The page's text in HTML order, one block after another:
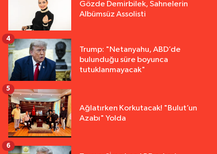
Gözde Demirbilek, Sahnelerin
Albümsüz Assolisti
Trump: "Netanyahu, ABD’de
bulunduğu süre boyunca
tutuklanmayacak"
4
Ağlatırken Korkutacak! "Bulut’un
Azabı" Yolda
5
6